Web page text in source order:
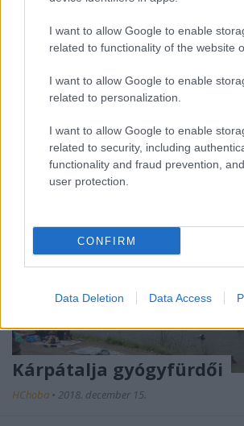
I want to allow Google to enable
related to functionality of the website
I want to allow Google to enable
related to personalization.
I want to allow Google to enable
related to security, including
functionality and fraud prevention,
user protection.
CONFIRM
Data Deletion Data Access
A változatos domborzati és vízrajzi
rendelkező Kárpátalját okkal
Kárpátalja gyógyfürdői
HChoba • 2018. december 15.